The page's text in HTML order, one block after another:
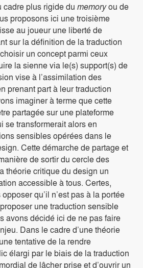
cadre plus rigide du memoryou de
proposons ici une troisième
au joueur une liberté de
sur la définition de la traduction
un concept parmi ceux
la sienne via le(s) support(s) de
vise à l’assimilation des
prenant part à leur traduction
imaginer à terme que cette
partagée sur une plateforme
se transformerait alors en
sensibles opérées dans le
Cette démarche de partage et
de sortir du cercle des
théorie critique du design un
accessible à tous. Certes,
qu’il n’est pas à la portée
une traduction sensible
avons décidé ici de ne pas faire
Dans le cadre d’une théorie
tentative de la rendre
élargi par le biais de la traduction
de lâcher prise et d’ouvrir un